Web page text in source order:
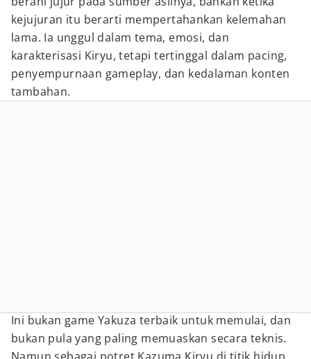
kejujuran itu berarti mempertahankan kelemahan
lama. Ia unggul dalam tema, emosi, dan
karakterisasi Kiryu, tetapi tertinggal dalam pacing,
penyempurnaan gameplay, dan kedalaman konten
tambahan.
Ini bukan game Yakuza terbaik untuk memulai, dan
bukan pula yang paling memuaskan secara teknis.